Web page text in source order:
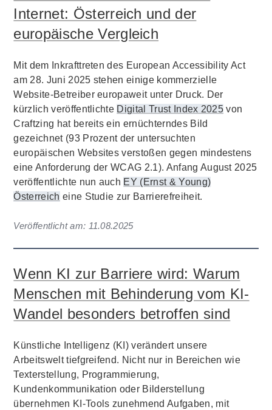
Internet: Österreich und der
europäische Vergleich
Mit dem Inkrafttreten des European Accessibility Act
am 28. Juni 2025 stehen einige kommerzielle
Website-Betreiber europaweit unter Druck. Der
kürzlich veröffentlichte Digital Trust Index 2025 von
Craftzing hat bereits ein ernüchterndes Bild
gezeichnet (93 Prozent der untersuchten
europäischen Websites verstoßen gegen mindestens
eine Anforderung der WCAG 2.1). Anfang August 2025
veröffentlichte nun auch EY (Ernst & Young)
Österreich eine Studie zur Barrierefreiheit.
Veröffentlicht am: 11.08.2025
Wenn KI zur Barriere wird: Warum
Menschen mit Behinderung vom KI-
Wandel besonders betroffen sind
Künstliche Intelligenz (KI) verändert unsere
Arbeitswelt tiefgreifend. Nicht nur in Bereichen wie
Texterstellung, Programmierung,
Kundenkommunikation oder Bilderstellung
übernehmen KI-Tools zunehmend Aufgaben, mit